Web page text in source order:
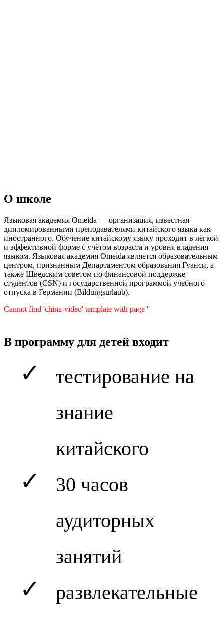
О школе
Языковая академия Omeida — организация, известная
дипломированными преподавателями китайского языка как
иностранного. Обучение китайскому языку проходит в лёгкой
и эффективной форме с учётом возраста и уровня владения
языком. Языковая академия Omeida является образовательным
центром, признанным Департаментом образования Гуанси, а
также Шведским советом по финансовой поддержке
студентов (CSN) и государственной программой учебного
отпуска в Германии (Bildungsurlaub).
Cannot find 'china-video' template with page ''
В программу для детей входит
✓
тестирование на
знание
китайского
✓
30 часов
аудиторных
занятий
✓
развлекательные